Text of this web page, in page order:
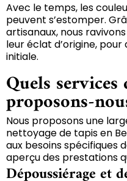
Avec le temps, les
peuvent s’estomper.
artisanaux, nous
leur éclat d’origine,
initiale.
Quels services
proposons-
Nous proposons une
nettoyage de tapis en
aux besoins spécifiques
aperçu des prestations
Dépoussiérage et